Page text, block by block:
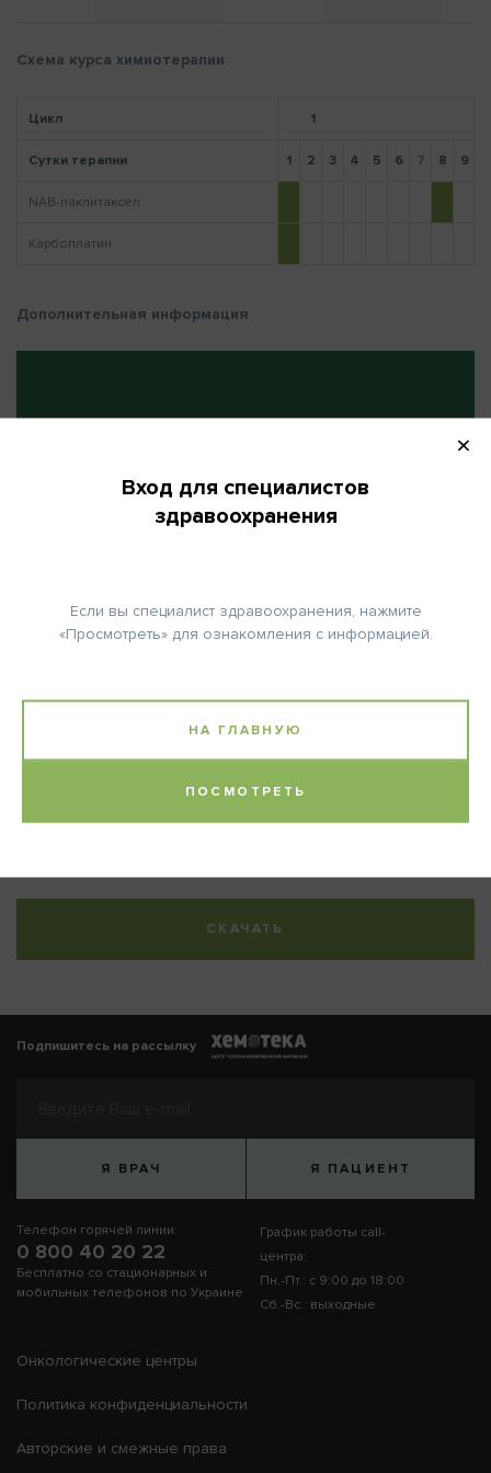
Схема курса химиотерапии
Цикл 1
Сутки терапии 1 2 3 4 5 6 7 8 9
NAB-паклитаксел
Карбоплатин
Дополнительная информация
Расчет дозы Карбоплатина (формула Calvert):
СКАЧАТЬ
Вход для специалистов
здравоохранения
Если вы специалист здравоохранения, нажмите
«Просмотреть» для ознакомления с информацией.
НА ГЛАВНУЮ
ПОСМОТРЕТЬ
Подпишитесь на рассылку
Я ВРАЧ Я ПАЦИЕНТ
Телефон горячей линии:
0 800 40 20 22
Бесплатно со стационарных и
мобильных телефонов по Украине
График работы call-
центра:
Пн.-Пт.: с 9:00 до 18:00
Сб.-Вс.: выходные
Онкологические центры
Политика конфиденциальности
Авторские и смежные права